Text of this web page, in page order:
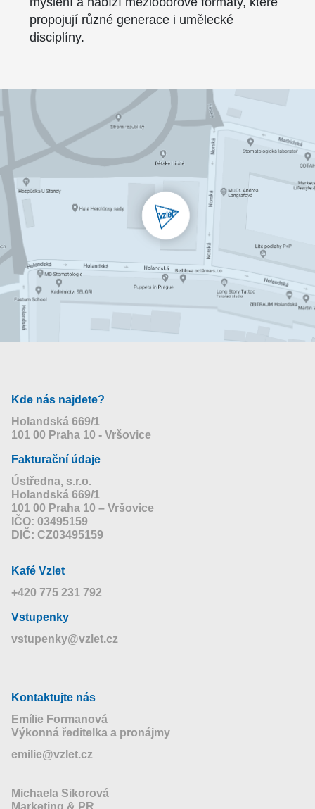
propojují různé generace i umělecké
disciplíny.
Kde nás najdete?
Holandská 669/1
101 00 Praha 10 - Vršovice
Fakturační údaje
Ústředna, s.r.o.
Holandská 669/1
101 00 Praha 10 – Vršovice
IČO: 03495159
DIČ: CZ03495159
Kafé Vzlet
+420 775 231 792
Vstupenky
vstupenky@vzlet.cz
Kontaktujte nás
Emílie Formanová
Výkonná ředitelka a pronájmy
emilie@vzlet.cz
Michaela Sikorová